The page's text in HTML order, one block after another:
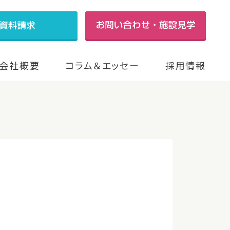
社概要 コラム＆エッセー 採用情報